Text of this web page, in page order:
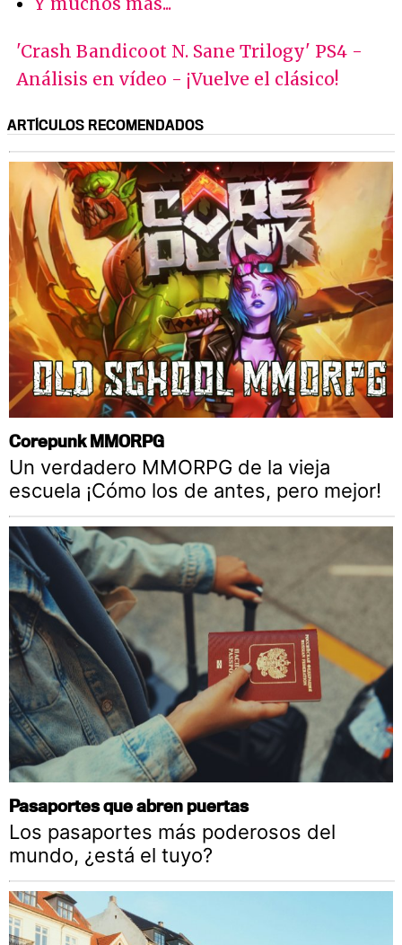
'Crash Bandicoot N. Sane Trilogy' PS4 -
Análisis en vídeo - ¡Vuelve el clásico!
ARTÍCULOS RECOMENDADOS
Corepunk MMORPG
Un verdadero MMORPG de la vieja
escuela ¡Cómo los de antes, pero mejor!
Pasaportes que abren puertas
Los pasaportes más poderosos del
mundo, ¿está el tuyo?